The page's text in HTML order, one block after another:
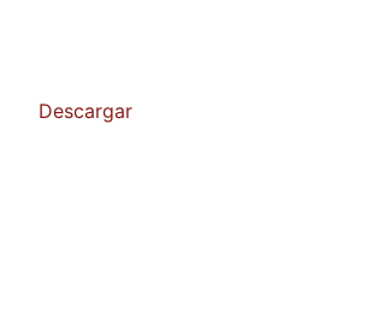
Descargar